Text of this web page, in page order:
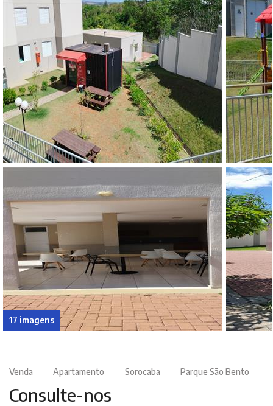
17 imagens
Venda Apartamento Sorocaba Parque São Bento
Consulte-nos